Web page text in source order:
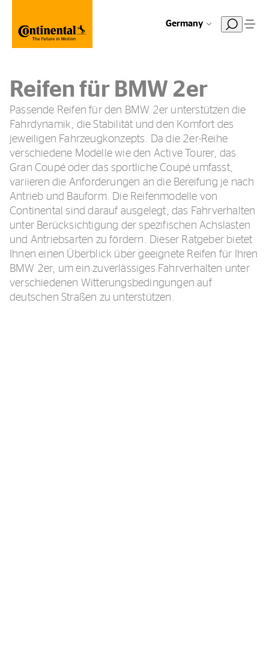
Germany
Reifen für BMW 2er
Passende Reifen für den BMW 2er unterstützen die
Fahrdynamik, die Stabilität und den Komfort des
jeweiligen Fahrzeugkonzepts. Da die 2er-Reihe
verschiedene Modelle wie den Active Tourer, das
Gran Coupé oder das sportliche Coupé umfasst,
variieren die Anforderungen an die Bereifung je nach
Antrieb und Bauform. Die Reifenmodelle von
Continental sind darauf ausgelegt, das Fahrverhalten
unter Berücksichtigung der spezifischen Achslasten
und Antriebsarten zu fördern. Dieser Ratgeber bietet
Ihnen einen Überblick über geeignete Reifen für Ihren
BMW 2er, um ein zuverlässiges Fahrverhalten unter
verschiedenen Witterungsbedingungen auf
deutschen Straßen zu unterstützen.